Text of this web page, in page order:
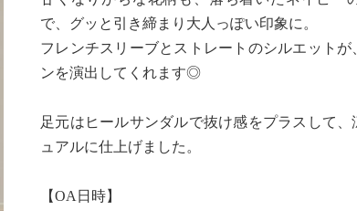
で、グッと引き締まり大人っぽい印象に。
フレンチスリーブとストレートのシルエットが
ンを演出してくれます◎
足元はヒールサンダルで抜け感をプラスして
ュアルに仕上げました。
【OA日時】